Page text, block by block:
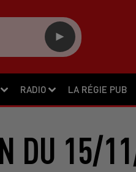
RADIO LA RÉGIE PUB
DU 15/